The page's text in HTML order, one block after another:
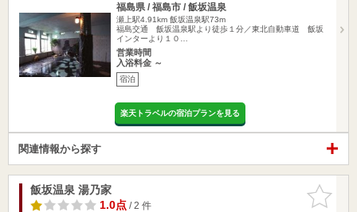
福島県 / 福島市 / 飯坂温泉
瀬上駅4.91km 飯坂温泉駅73m
福島交通 飯坂温泉駅より徒歩１分／東北自動車道 飯坂
インターより１０…
営業時間
入浴料金 ～
宿泊
楽天トラベルの宿泊プランを見る
関連情報から探す
お気に入
りに追加
飯坂温泉 湯乃家
1.0点/ 2 件